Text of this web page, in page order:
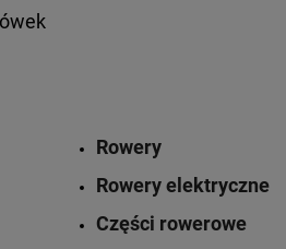
Rowery
Rowery elektryczne
Części rowerowe